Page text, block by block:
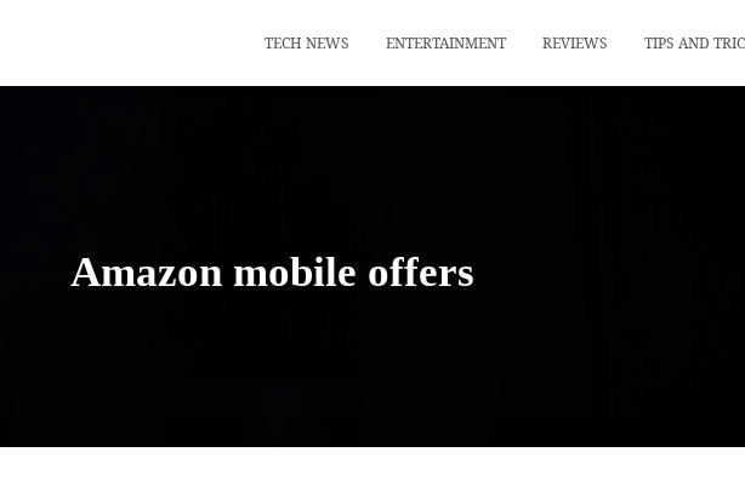
TECH NEWS ENTERTAINMENT REVIEWS TIPS AND
Amazon mobile offers